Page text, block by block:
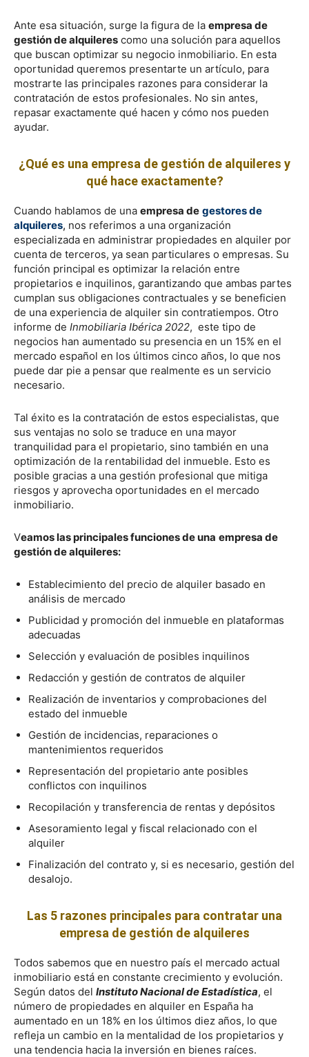
Ante esa situación, surge la figura de la empresa de
gestión de alquileres como una solución para aquellos
que buscan optimizar su negocio inmobiliario. En esta
oportunidad queremos presentarte un artículo, para
mostrarte las principales razones para considerar la
contratación de estos profesionales. No sin antes,
repasar exactamente qué hacen y cómo nos pueden
ayudar.
¿Qué es una empresa de gestión de alquileres y
qué hace exactamente?
Cuando hablamos de una empresa de gestores de
alquileres, nos referimos a una organización
especializada en administrar propiedades en alquiler por
cuenta de terceros, ya sean particulares o empresas. Su
función principal es optimizar la relación entre
propietarios e inquilinos, garantizando que ambas partes
cumplan sus obligaciones contractuales y se beneficien
de una experiencia de alquiler sin contratiempos. Otro
informe de Inmobiliaria Ibérica 2022, este tipo de
negocios han aumentado su presencia en un 15% en el
mercado español en los últimos cinco años, lo que nos
puede dar pie a pensar que realmente es un servicio
necesario.
Tal éxito es la contratación de estos especialistas, que
sus ventajas no solo se traduce en una mayor
tranquilidad para el propietario, sino también en una
optimización de la rentabilidad del inmueble. Esto es
posible gracias a una gestión profesional que mitiga
riesgos y aprovecha oportunidades en el mercado
inmobiliario.
Veamos las principales funciones de una empresa de
gestión de alquileres:
Establecimiento del precio de alquiler basado en
análisis de mercado
Publicidad y promoción del inmueble en plataformas
adecuadas
Selección y evaluación de posibles inquilinos
Redacción y gestión de contratos de alquiler
Realización de inventarios y comprobaciones del
estado del inmueble
Gestión de incidencias, reparaciones o
mantenimientos requeridos
Representación del propietario ante posibles
conflictos con inquilinos
Recopilación y transferencia de rentas y depósitos
Asesoramiento legal y fiscal relacionado con el
alquiler
Finalización del contrato y, si es necesario, gestión del
desalojo.
Las 5 razones principales para contratar una
empresa de gestión de alquileres
Todos sabemos que en nuestro país el mercado actual
inmobiliario está en constante crecimiento y evolución.
Según datos del Instituto Nacional de Estadística, el
número de propiedades en alquiler en España ha
aumentado en un 18% en los últimos diez años, lo que
refleja un cambio en la mentalidad de los propietarios y
una tendencia hacia la inversión en bienes raíces.